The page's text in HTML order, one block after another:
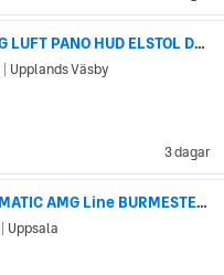
Mercedes-Benz GLC 300 de 4M AMG LUFT PANO HUD ELSTOL DRAG 360° LÄDER
3 dagar
Upplands Väsby
Mercedes-Benz GLC 300 e Coupé 4MATIC AMG Line BURMESTER//BACKKAMERA//DRAG
Uppsala